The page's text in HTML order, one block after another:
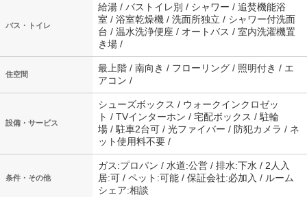
バス・トイレ
給湯 / バストイレ別 / シャワー / 追焚機能浴
室 / 浴室乾燥機 / 洗面所独立 / シャワー付洗面
台 / 温水洗浄便座 / オートバス / 室内洗濯機置
き場 /
住空間
最上階 / 南向き / フローリング / 照明付き / エ
アコン /
設備・サービス
シューズボックス / ウォークインクロゼッ
ト / TVインターホン / 宅配ボックス / 駐輪
場 / 駐車2台可 / 光ファイバー / 防犯カメラ / ネ
ット使用料不要 /
条件・その他
ガス:プロパン / 水道:公営 / 排水:下水 / 2人入
居:可 / ペット:可能 / 保証会社:必加入 / ルーム
シェア:相談